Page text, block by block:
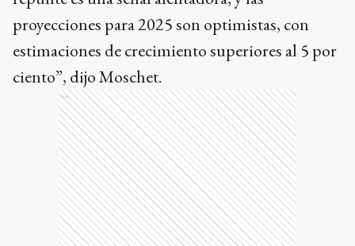
proyecciones para 2025 son optimistas, con
estimaciones de crecimiento superiores al 5 por
ciento”, dijo Moschet.
Ads